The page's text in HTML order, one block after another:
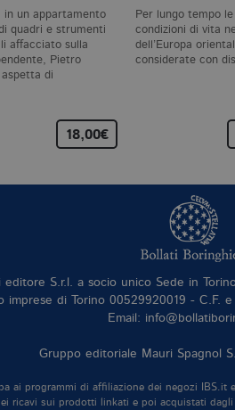
in un appartamento
quadri e strumenti
affacciato sulla
Pietro
di
18,00€
Per lungo tempo
condizioni di vita
dell’Europa
considerate con
editore S.r.l. a socio unico Sede in
imprese di Torino 00529920019 - C.F.
Email:
Gruppo editoriale Mauri Spagnol
ai programmi di affiliazione dei negozi
ricavi sui prodotti linkati e poi acquistati